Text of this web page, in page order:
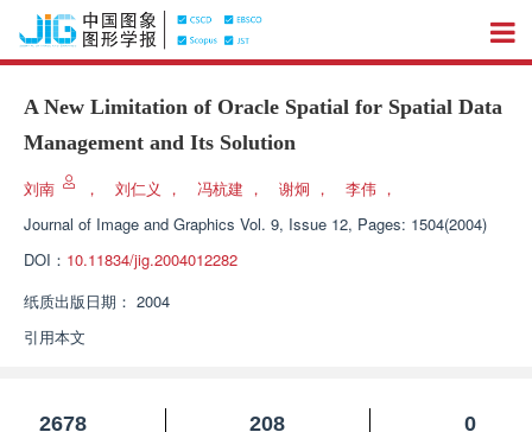
A New Limitation of Oracle Spatial for Spatial Data
Management and Its Solution
刘南 ， 刘仁义 ， 冯杭建 ， 谢炯 ， 李伟 ，
Journal of Image and Graphics Vol. 9, Issue 12, Pages: 1504(2004)
DOI： 10.11834/jig.2004012282
纸质出版日期： 2004
引用本文
2678
208
0